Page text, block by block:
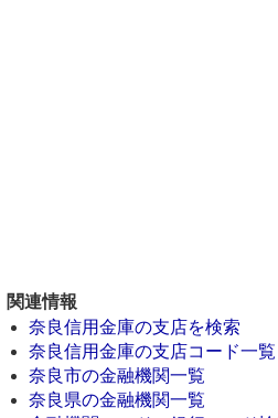
関連情報
奈良信用金庫の支店を検索
奈良信用金庫の支店コード一
奈良市の金融機関一覧
奈良県の金融機関一覧